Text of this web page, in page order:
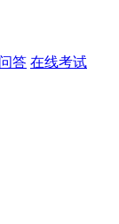
答 在线考试